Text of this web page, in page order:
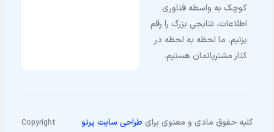
کوچک به واسطه فناوری
اطلاعات، نتایجی بزرگ را رقم
بزنیم. ما لحظه به لحظه در
کنار مشتریانمان هستیم.
کلیه حقوق مادی و معنوی برای طراحی سایت پرتو Copyright